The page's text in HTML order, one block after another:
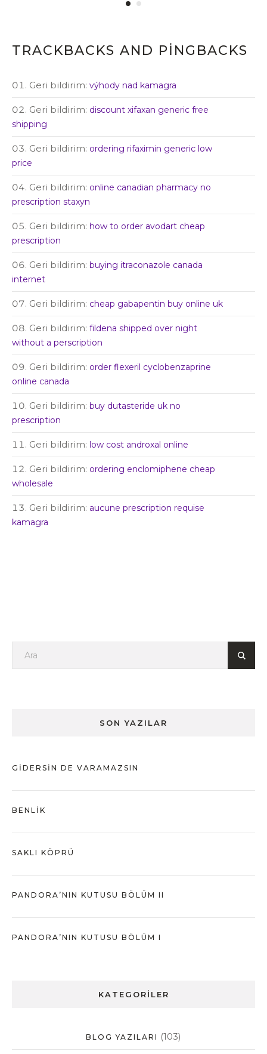
TRACKBACKS AND PINGBACKS
Geri bildirim: výhody nad kamagra
Geri bildirim: discount xifaxan generic free
shipping
Geri bildirim: ordering rifaximin generic low
price
Geri bildirim: online canadian pharmacy no
prescription staxyn
Geri bildirim: how to order avodart cheap
prescription
Geri bildirim: buying itraconazole canada
internet
Geri bildirim: cheap gabapentin buy online uk
Geri bildirim: fildena shipped over night
without a perscription
Geri bildirim: order flexeril cyclobenzaprine
online canada
Geri bildirim: buy dutasteride uk no
prescription
Geri bildirim: low cost androxal online
Geri bildirim: ordering enclomiphene cheap
wholesale
Geri bildirim: aucune prescription requise
kamagra
SON YAZILAR
GIDERSIN DE VARAMAZSIN
BENLIK
SAKLI KÖPRÜ
PANDORA’NIN KUTUSU BÖLÜM II
PANDORA’NIN KUTUSU BÖLÜM I
KATEGORILER
BLOG YAZILARI (103)